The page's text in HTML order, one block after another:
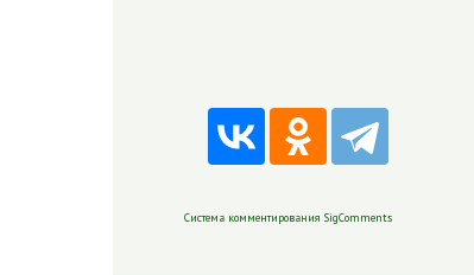
Система комментирования SigComments